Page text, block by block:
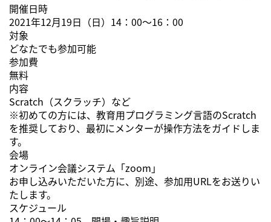
開催日時
2021年12月19日（日）14：00～16：00
対象
どなたでも参加可能
参加費
無料
内容
Scratch（スクラッチ）など
※初めての方には、教育用プログラミング言語のScratch
を推奨しており、最初にメンターが操作方法をガイドしま
す。
会場
オンライン会議システム「zoom」
お申し込みいただいた方に、別途、参加用URLをお送りい
たします。
スケジュール